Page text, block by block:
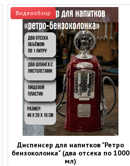
Видеообзор
Диспенсер для напитков "Ретро
бензоколонка" (два отсека по 1000
мл)